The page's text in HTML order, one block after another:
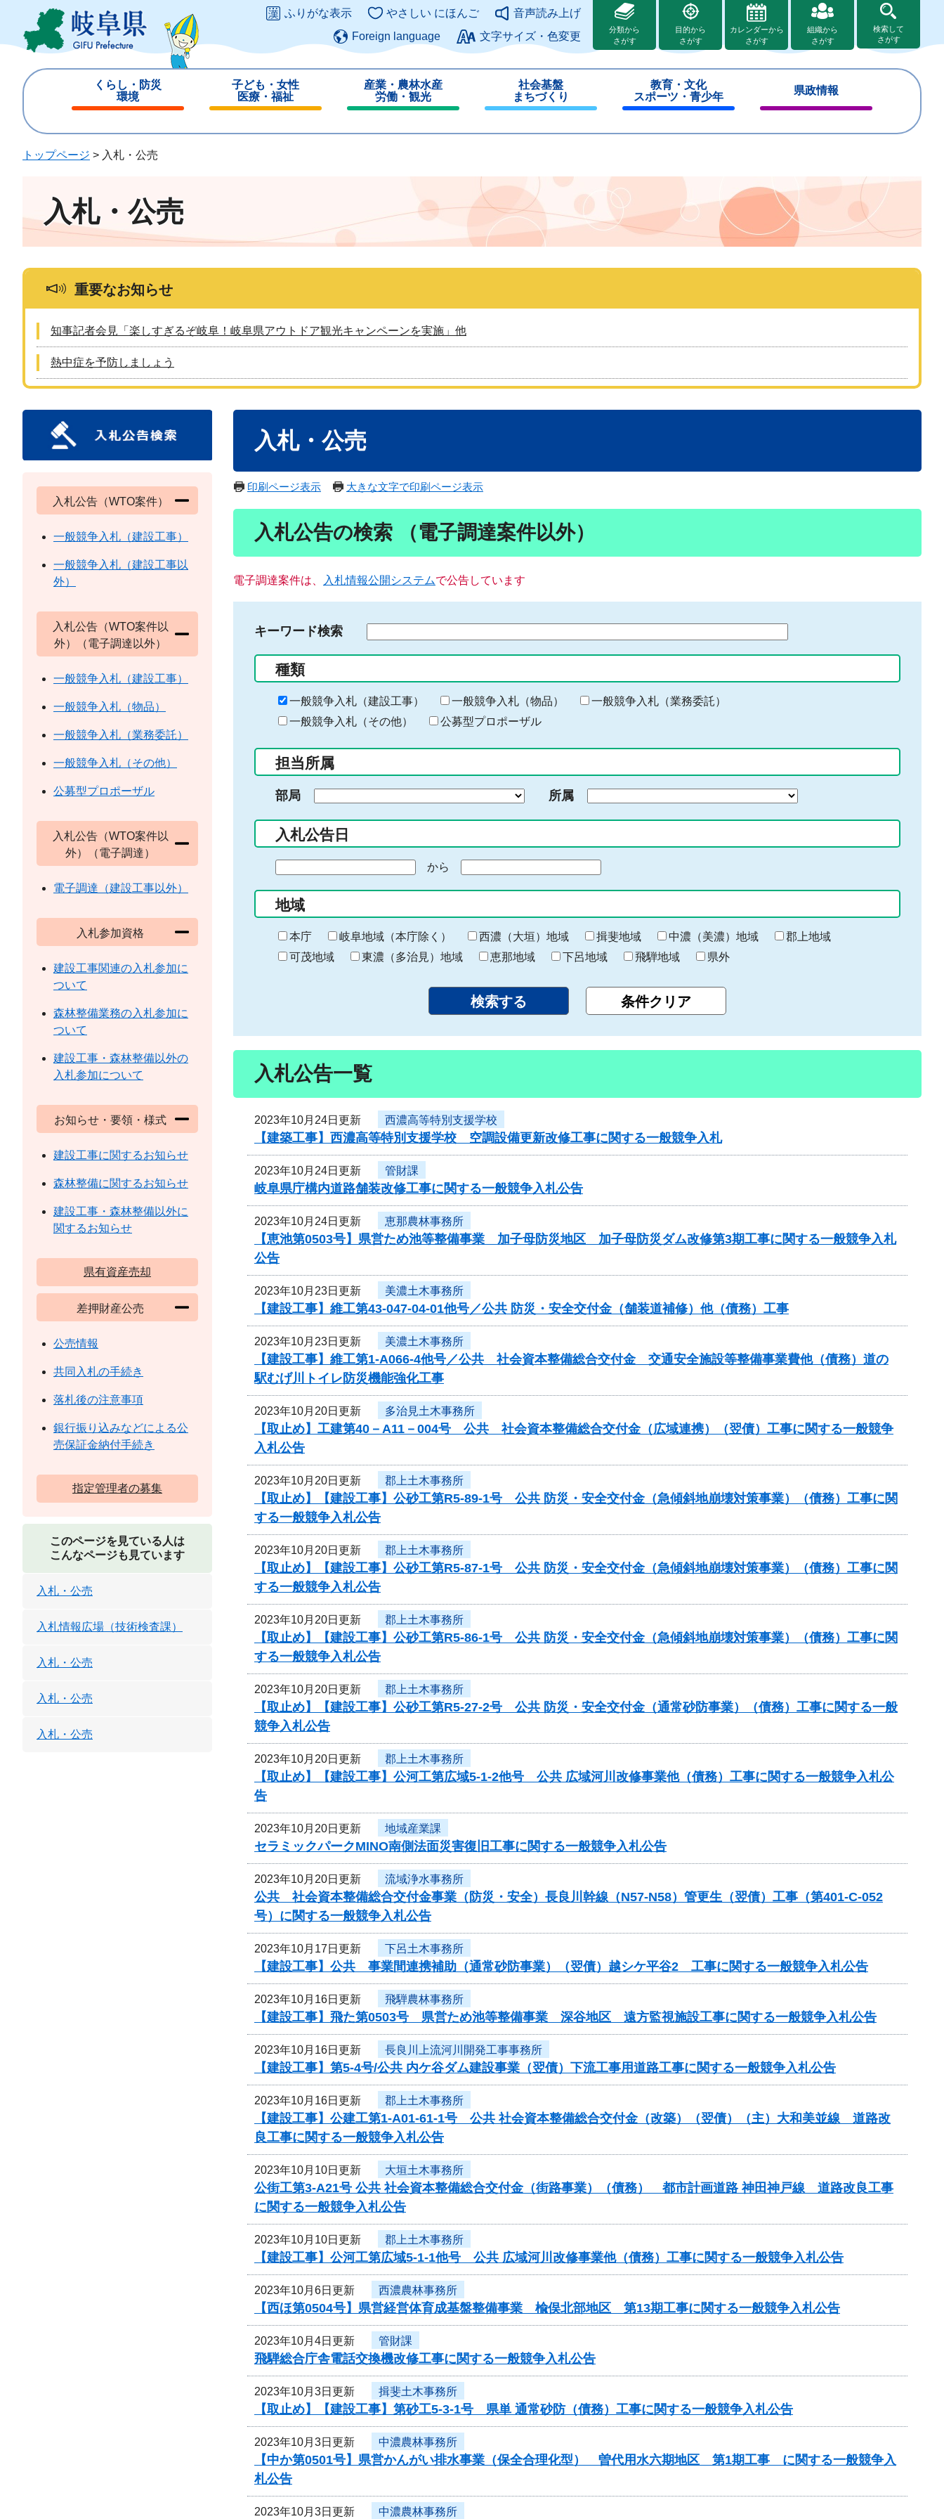
ジ
ュ
このページの本文へ
ふりがな表示 やさしい にほんご
音声読み上げ
Foreign language
文字サイズ・色変更
分類から
さがす
目的から
さがす
カレンダーから
さがす
組織から
さがす
検索して
さがす
くらし・防災
環境
じ
子ども・女性
医療・福祉
じ
産業・農林水産
労働・観光
じ
社会基盤
まちづくり
じ
教育・文化
スポーツ・青少年
じ
県政情報
じ
トップページ > 入札・公売
入札・公売
重要なお知らせ
知事記者会見「楽しすぎるぞ岐阜！岐阜県アウトドア観光キャンペーンを実施」他
熱中症を予防しましょう
入札・公売
印刷ページ表示 大きな文字で印刷ページ表示
入札公告の検索 （電子調達案件以外）
電子調達案件は、 入札情報公開システムで公告しています
キーワード検索
る
キ
ー
ー
入
力
種類
一般競争入札（建設工事） 一般競争入札（物品）
一般競争入札（業務委託）
一般競争入札（その他）
公募型プロポーザル
担当所属
部局 所属
入札公告日
の
始
ま
り
から
終
わ
り
地域
本庁 岐阜地域（本庁除く） 西濃（大垣）地域 揖斐地域 中濃（美濃）地域
郡上地域
可茂地域
東濃（多治見）地域 恵那地域 下呂地域 飛騨地域 県外
入札公告一覧
2023年10月24日更新 西濃高等特別支援学校
【建築工事】西濃高等特別支援学校 空調設備更新改修工事に関する一般競争入札
2023年10月24日更新 管財課
岐阜県庁構内道路舗装改修工事に関する一般競争入札公告
2023年10月24日更新 恵那農林事務所
【恵池第0503号】県営ため池等整備事業 加子母防災地区 加子母防災ダム改修第3期工事に関する一般競争入札
公告
2023年10月23日更新 美濃土木事務所
【建設工事】維工第43-047-04-01他号／公共 防災・安全交付金（舗装道補修）他（債務）工事
2023年10月23日更新 美濃土木事務所
【建設工事】維工第1-A066-4他号／公共 社会資本整備総合交付金 交通安全施設等整備事業費他（債務）道の
駅むげ川トイレ防災機能強化工事
2023年10月20日更新 多治見土木事務所
【取止め】工建第40－A11－004号 公共 社会資本整備総合交付金（広域連携）（翌債）工事に関する一般競争
入札公告
2023年10月20日更新 郡上土木事務所
【取止め】【建設工事】公砂工第R5-89-1号 公共 防災・安全交付金（急傾斜地崩壊対策事業）（債務）工事に関
する一般競争入札公告
2023年10月20日更新 郡上土木事務所
【取止め】【建設工事】公砂工第R5-87-1号 公共 防災・安全交付金（急傾斜地崩壊対策事業）（債務）工事に関
する一般競争入札公告
2023年10月20日更新 郡上土木事務所
【取止め】【建設工事】公砂工第R5-86-1号 公共 防災・安全交付金（急傾斜地崩壊対策事業）（債務）工事に関
する一般競争入札公告
2023年10月20日更新 郡上土木事務所
【取止め】【建設工事】公砂工第R5-27-2号 公共 防災・安全交付金（通常砂防事業）（債務）工事に関する一般
競争入札公告
2023年10月20日更新 郡上土木事務所
【取止め】【建設工事】公河工第広域5-1-2他号 公共 広域河川改修事業他（債務）工事に関する一般競争入札公
告
2023年10月20日更新 地域産業課
セラミックパークMINO南側法面災害復旧工事に関する一般競争入札公告
2023年10月20日更新 流域浄水事務所
公共 社会資本整備総合交付金事業（防災・安全）長良川幹線（N57-N58）管更生（翌債）工事（第401-C-052
号）に関する一般競争入札公告
2023年10月17日更新 下呂土木事務所
【建設工事】公共 事業間連携補助（通常砂防事業）（翌債）越シケ平谷2 工事に関する一般競争入札公告
2023年10月16日更新 飛騨農林事務所
【建設工事】飛た第0503号 県営ため池等整備事業 深谷地区 遠方監視施設工事に関する一般競争入札公告
2023年10月16日更新 長良川上流河川開発工事事務所
【建設工事】第5-4号/公共 内ケ谷ダム建設事業（翌債）下流工事用道路工事に関する一般競争入札公告
2023年10月16日更新 郡上土木事務所
【建設工事】公建工第1-A01-61-1号 公共 社会資本整備総合交付金（改築）（翌債）（主）大和美並線 道路改
良工事に関する一般競争入札公告
2023年10月10日更新 大垣土木事務所
公街工第3-A21号 公共 社会資本整備総合交付金（街路事業）（債務） 都市計画道路 神田神戸線 道路改良工事
に関する一般競争入札公告
2023年10月10日更新 郡上土木事務所
【建設工事】公河工第広域5-1-1他号 公共 広域河川改修事業他（債務）工事に関する一般競争入札公告
2023年10月6日更新 西濃農林事務所
【西ほ第0504号】県営経営体育成基盤整備事業 楡俣北部地区 第13期工事に関する一般競争入札公告
2023年10月4日更新 管財課
飛騨総合庁舎電話交換機改修工事に関する一般競争入札公告
2023年10月3日更新 揖斐土木事務所
【取止め】【建設工事】第砂工5-3-1号 県単 通常砂防（債務）工事に関する一般競争入札公告
2023年10月3日更新 中濃農林事務所
【中か第0501号】県営かんがい排水事業（保全合理化型） 曽代用水六期地区 第1期工事 に関する一般競争入
札公告
2023年10月3日更新 中濃農林事務所
入札公告（WTO案件）
一般競争入札（建設工事）
一般競争入札（建設工事以
外）
入札公告（WTO案件以
外）（電子調達以外）
一般競争入札（建設工事）
一般競争入札（物品）
一般競争入札（業務委託）
一般競争入札（その他）
公募型プロポーザル
入札公告（WTO案件以
外）（電子調達）
電子調達（建設工事以外）
入札参加資格
建設工事関連の入札参加に
ついて
森林整備業務の入札参加に
ついて
建設工事・森林整備以外の
入札参加について
お知らせ・要領・様式
建設工事に関するお知らせ
森林整備に関するお知らせ
建設工事・森林整備以外に
関するお知らせ
県有資産売却
差押財産公売
公売情報
共同入札の手続き
落札後の注意事項
銀行振り込みなどによる公
売保証金納付手続き
指定管理者の募集
このページを見ている人は
こんなページも見ています
入札・公売
入札情報広場（技術検査課）
入札・公売
入札・公売
入札・公売